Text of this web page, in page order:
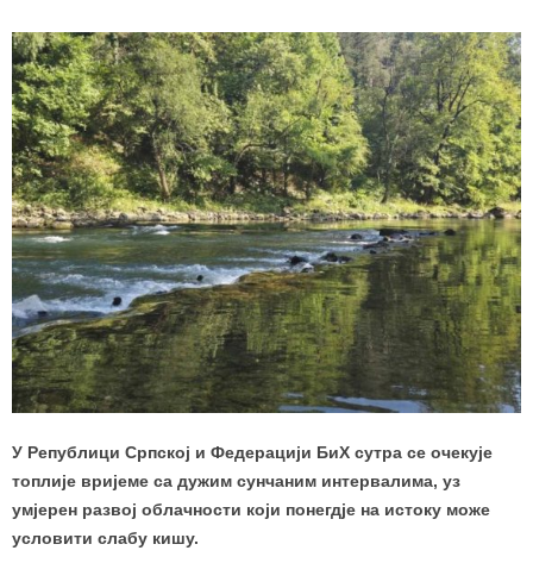
У Републици Српској и Федерацији БиХ сутра се очекује
топлије вријеме са дужим сунчаним интервалима, уз
умјерен развој облачности који понегдје на истоку може
условити слабу кишу.